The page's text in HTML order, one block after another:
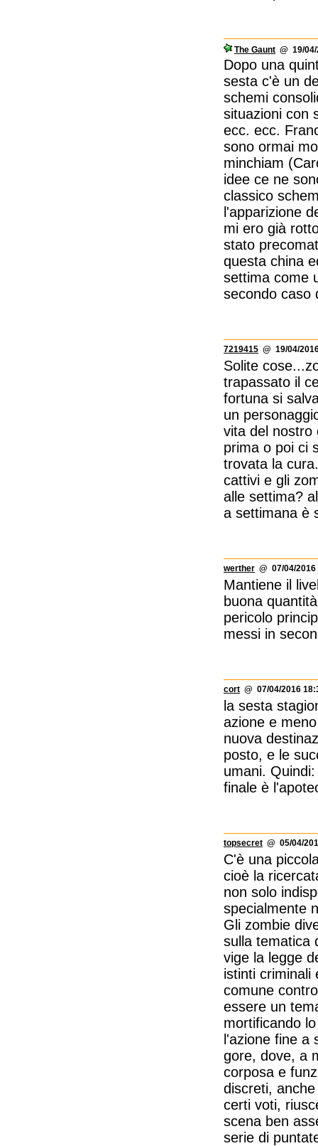
The Gaunt @ 19/
Dopo una
sesta c'è un
schemi
situazioni con
ecc. ecc.
sono ormai
minchiam
idee ce ne
classico
l'apparizione
mi ero già
stato
questa china
settima come
secondo caso
7219415 @ 19/04/
Solite
trapassato il
fortuna si
un
vita del nostro
prima o poi ci
trovata la
cattivi e gli
alle settima?
a settimana è
werther @ 07/04/
Mantiene il
buona
pericolo
messi in
cort @ 07/04/2016
la sesta
azione e
nuova
posto, e le
umani.
finale è
topsecret @ 05/04/
C'è una
cioè la
non solo
specialmente
Gli zombie
sulla tematica
vige la legge
istinti criminali
comune
essere un
mortificando
l'azione fine a
gore, dove, a
corposa e
discreti,
certi voti,
scena ben
serie di